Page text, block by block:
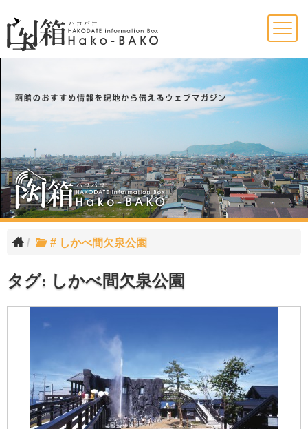
to
content
# しかべ間欠泉公園
タグ: しかべ間欠泉公園